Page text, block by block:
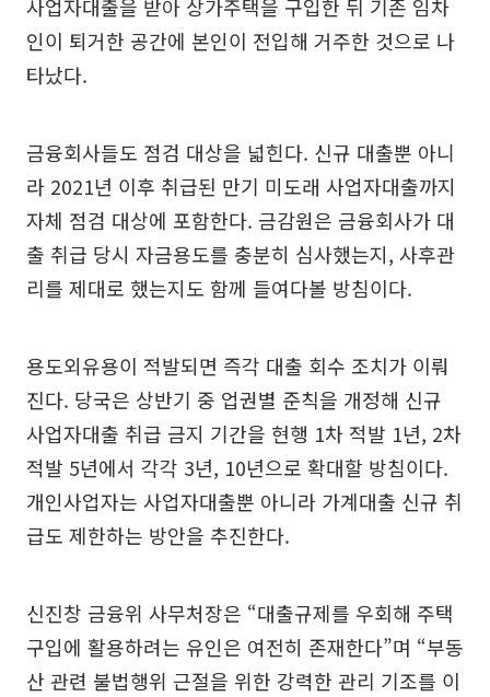
사업자대출을 받아 상가주택을 구입한 뒤 기존 임차
인이 퇴거한 공간에 본인이 전입해 거주한 것으로 나
타났다.
금융회사들도 점검 대상을 넓힌다. 신규 대출뿐 아니
라 2021년 이후 취급된 만기 미도래 사업자대출까지
자체 점검 대상에 포함한다. 금감원은 금융회사가 대
출 취급 당시 자금용도를 충분히 심사했는지, 사후관
리를 제대로 했는지도 함께 들여다볼 방침이다.
용도외유용이 적발되면 즉각 대출 회수 조치가 이뤄
진다. 당국은 상반기 중 업권별 준칙을 개정해 신규
사업자대출 취급 금지 기간을 현행 1차 적발 1년, 2차
적발 5년에서 각각 3년, 10년으로 확대할 방침이다.
개인사업자는 사업자대출뿐 아니라 가계대출 신규 취
급도 제한하는 방안을 추진한다.
신진창 금융위 사무처장은 “대출규제를 우회해 주택
구입에 활용하려는 유인은 여전히 존재한다”며 “부동
산 관련 불법행위 근절을 위한 강력한 관리 기조를 이